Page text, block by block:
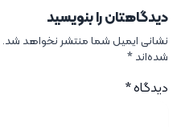
دیدگاهتان را بنویسید
نشانی ایمیل شما منتشر نخواهد شد.
شده‌اند*
دیدگاه*